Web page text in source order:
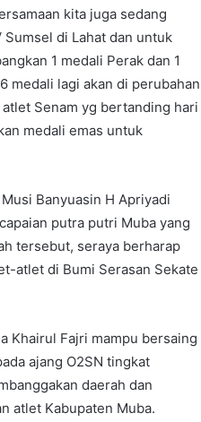
kita juga sedang
di Lahat dan untuk
1 medali Perak dan 1
medali lagi akan di perubahan
Senam yg bertanding hari
medali emas untuk
Banyuasin H Apriyadi
putra putri Muba yang
tersebut, seraya berharap
atlet di Bumi Serasan Sekate
Khairul Fajri mampu bersaing
ajang O2SN tingkat
daerah dan
atlet Kabupaten Muba.